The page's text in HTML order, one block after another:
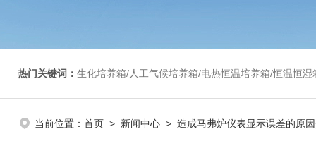
热门关键词： 生化培养箱/人工气候培养箱/电热恒温培养箱/恒温恒湿箱/光照培养箱/二氧化碳培养箱
当前位置： 首页 > 新闻中心 > 造成马弗炉仪表显示误差的原